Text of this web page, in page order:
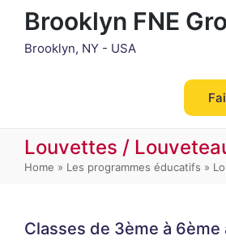
Brooklyn FNE
Brooklyn, NY - USA
Louvettes /
Home » Les programmes éducatifs »
Classes de 3ème à 6ème